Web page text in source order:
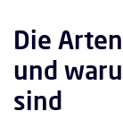
Die
und
sind